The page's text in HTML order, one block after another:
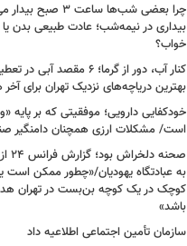
چرا بعضی شب‌ها ساعت ۳
بیداری در نیمه‌شب؛ عادت طبیعی بدن یا
خواب؟
کنار آب، دور از گرما؛ ۶ مقصد
بهترین دریاچه‌های نزدیک تهران برای
خودکفایی دارویی؛ موفقیتی که بر پایه‌
است/ مشکلات ارزی همچنان دامنگیر
به عبادتگاه یهودیان/«چطور ممکن
کوچک در یک کوچه بن‌بست در تهران
باشد»
سازمان تأمین اجتماعی اطلاعیه داد